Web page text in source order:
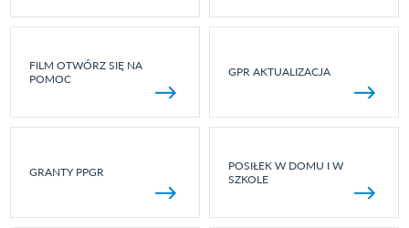
FILM OTWÓRZ SIĘ NA
POMOC
GPR AKTUALIZACJA
GRANTY PPGR
POSIŁEK W DOMU I W
SZKOLE